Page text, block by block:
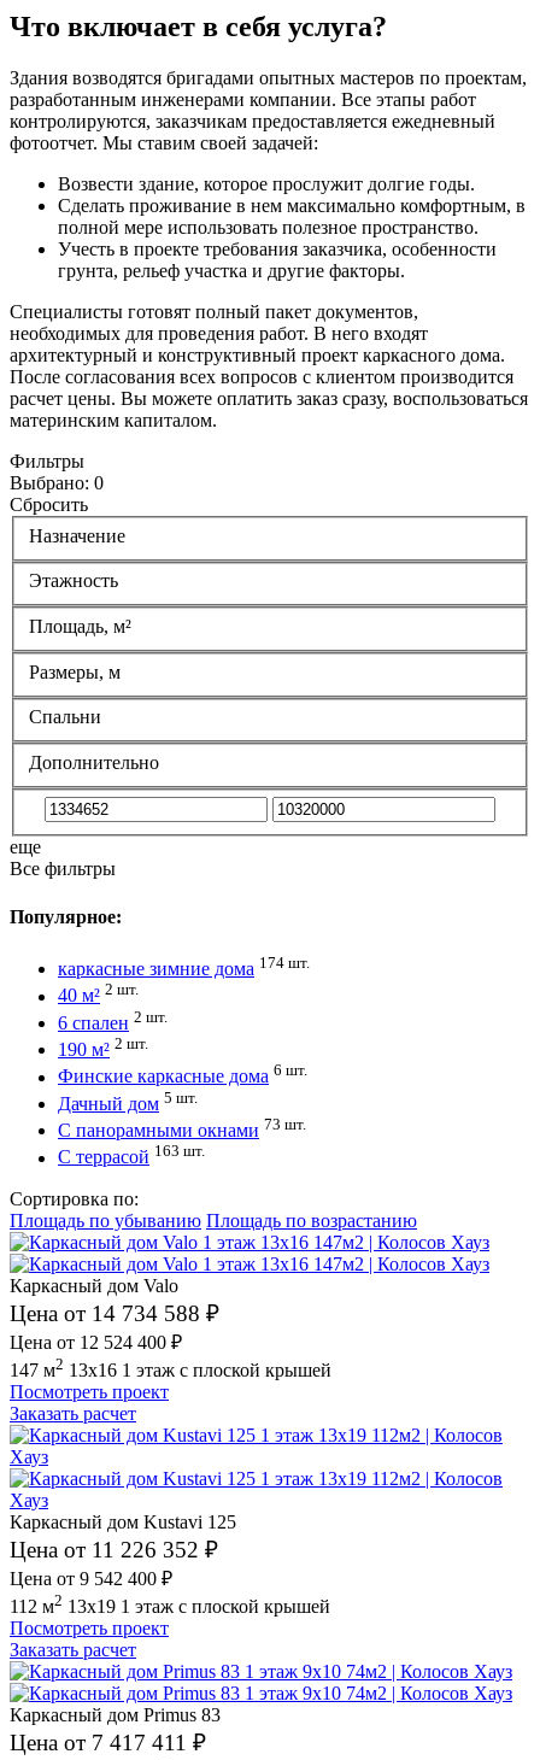
Что включает в себя услуга?
Здания возводятся бригадами опытных мастеров по проектам,
разработанным инженерами компании. Все этапы работ
контролируются, заказчикам предоставляется ежедневный
фотоотчет. Мы ставим своей задачей:
Возвести здание, которое прослужит долгие годы.
Сделать проживание в нем максимально комфортным, в
полной мере использовать полезное пространство.
Учесть в проекте требования заказчика, особенности
грунта, рельеф участка и другие факторы.
Специалисты готовят полный пакет документов,
необходимых для проведения работ. В него входят
архитектурный и конструктивный проект каркасного дома.
После согласования всех вопросов с клиентом производится
расчет цены. Вы можете оплатить заказ сразу, воспользоваться
материнским капиталом.
Фильтры
Выбрано: 0
Сбросить
Назначение
Этажность
Площадь, м²
Размеры, м
Спальни
Дополнительно
еще
Все фильтры
Популярное:
каркасные зимние дома 174 шт.
40 м² 2 шт.
6 спален 2 шт.
190 м² 2 шт.
Финские каркасные дома 6 шт.
Дачный дом 5 шт.
С панорамными окнами 73 шт.
С террасой 163 шт.
Сортировка по:
Площадь по убыванию Площадь по возрастанию
Каркасный дом Valo
Цена от 14 734 588 ₽
Цена от 12 524 400 ₽
147 м2 13x16 1 этаж с плоской крышей
Посмотреть проект
Заказать расчет
Каркасный дом Kustavi 125
Цена от 11 226 352 ₽
Цена от 9 542 400 ₽
112 м2 13x19 1 этаж с плоской крышей
Посмотреть проект
Заказать расчет
Каркасный дом Primus 83
Цена от 7 417 411 ₽